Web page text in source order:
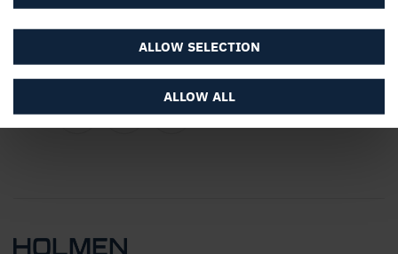
ALLOW ALL
ALLOW SELECTION
Följ Holmen